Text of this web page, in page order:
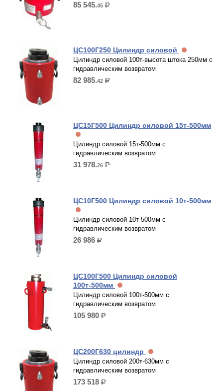
85 545.45 р.
ЦС100Г250 Цилиндр силовой
Цилиндр силовой 100т-высота штока 250мм с
гидравлическим возвратом
82 985.42 р.
ЦС15Г500 Цилиндр силовой 15т-500мм
Цилиндр силовой 15т-500мм с
гидравлическим возвратом
31 978.26 р.
ЦС10Г500 Цилиндр силовой 10т-500мм
Цилиндр силовой 10т-500мм с
гидравлическим возвратом
26 986 р.
ЦС100Г500 Цилиндр силовой
100т-500мм
Цилиндр силовой 100т-500мм с
гидравлическим возвратом
105 980 р.
ЦС200Г630 цилиндр
Цилиндр силовой 200т-630мм с
гидравлическим возвратом
173 518 р.